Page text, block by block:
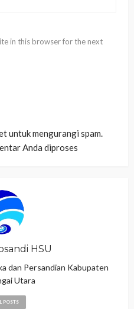
in this browser for the next
untuk mengurangi spam.
Anda diproses
HSU
dan Persandian Kabupaten
Utara
POSTS